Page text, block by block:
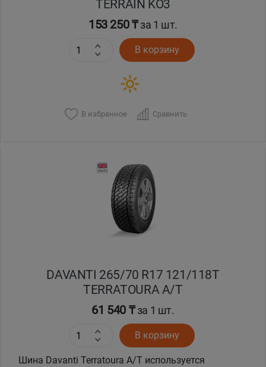
TERRAIN KO3
153 250 ₸за 1 шт.
В корзину
В избранное Сравнить
DAVANTI 265/70 R17 121/118T
TERRATOURA A/T
61 540 ₸за 1 шт.
В корзину
Шина Davanti Terratoura A/T используется